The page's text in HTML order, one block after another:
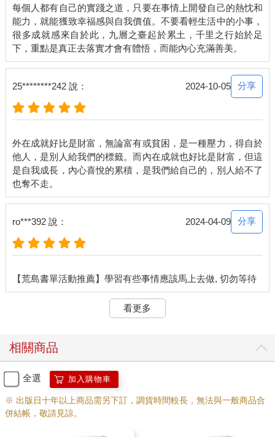
每個人都有自己的實踐之道，只要在事情上開發自己的熱忱和
能力，就能獲致幸福感與自我價值。不要看輕生活中的小事，
很多成就感來自於此，九層之臺起於累土，千里之行始於足
25********242 說： 2024-10-05 分享
外在成就好比是財富，無論富有或貧困，是一種壓力，得自於
他人，是別人給我們的標籤。而內在成就也好比是財富，但這
是自我成長，內心喜悅的累積，是我們給自己的，別人給不了
ro***392 說： 2024-04-09 分享
【荒島書單活動推薦】學習有些事情應該馬上去做, 切勿等待
看更多
相關商品
全選 加入購物車
※ 出版日十年以上商品需另下訂，調貨時間較長，無法與一般商品合
併結帳，敬請見諒。